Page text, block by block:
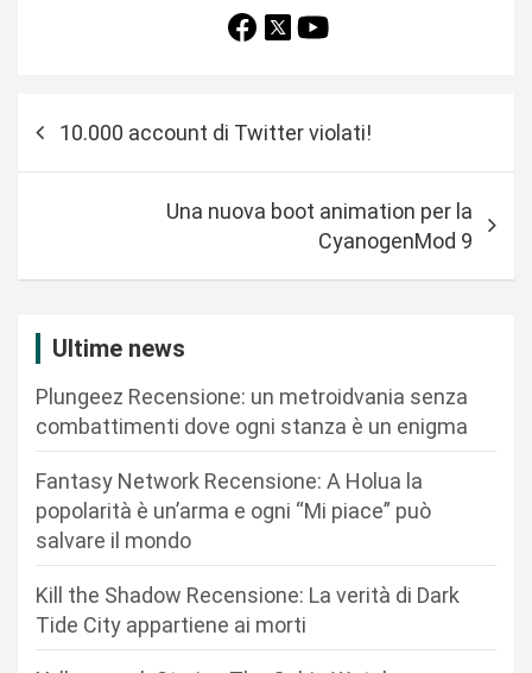
10.000 account di Twitter violati!
Una nuova boot animation per la
CyanogenMod 9
Ultime news
Plungeez Recensione: un metroidvania senza
combattimenti dove ogni stanza è un enigma
Fantasy Network Recensione: A Holua la
popolarità è un’arma e ogni “Mi piace” può
salvare il mondo
Kill the Shadow Recensione: La verità di Dark
Tide City appartiene ai morti